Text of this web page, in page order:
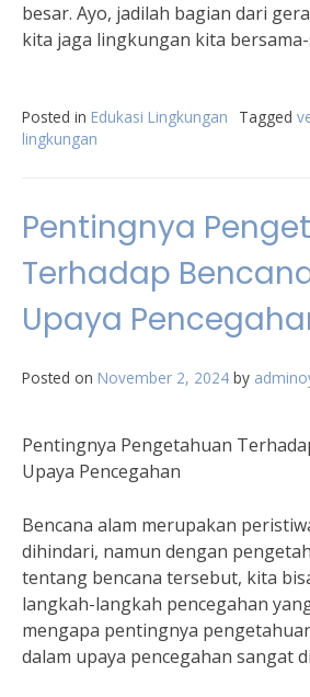
besar. Ayo, jadilah bagian dari
kita jaga lingkungan kita bersama-
Posted in Edukasi Lingkungan Tagged
lingkungan
Pentingnya
Terhadap
Upaya
Posted on November 2, 2024 by
Pentingnya Pengetahuan
Upaya Pencegahan
Bencana alam merupakan
dihindari, namun dengan
tentang bencana tersebut, kita
langkah-langkah pencegahan
mengapa pentingnya
dalam upaya pencegahan sangat